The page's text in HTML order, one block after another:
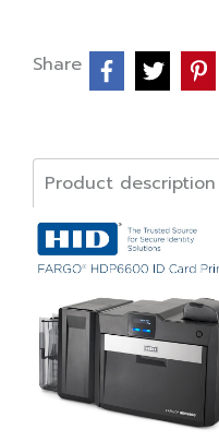
Share
Product description